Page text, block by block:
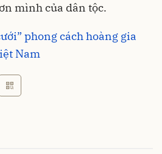
mình của dân tộc.
phong cách hoàng gia
Nam